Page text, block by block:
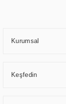
Kurumsal
Keşfedin